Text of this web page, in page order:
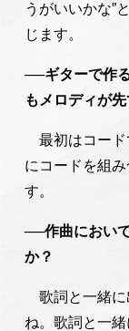
うがいいかな”
じます。
──ギターで作
もメロディが
最初はコード
にコードを組
す。
──作曲におい
か？
歌詞と一緒に
ね。歌詞と一